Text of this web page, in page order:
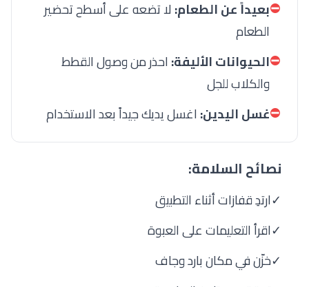
⛔بعيداً عن الطعام: لا تضعه على أسطح تحضير
الطعام
⛔الحيوانات الأليفة: احذر من وصول القطط
والكلاب للجل
⛔غسل اليدين: اغسل يديك جيداً بعد الاستخدام
نصائح السلامة:
✓ارتدِ قفازات أثناء التطبيق
✓اقرأ التعليمات على العبوة
✓خزّن في مكان بارد وجاف